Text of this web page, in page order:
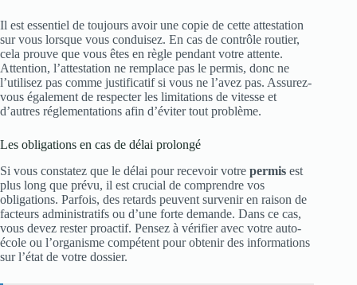
Il est essentiel de toujours avoir une copie de cette attestation
sur vous lorsque vous conduisez. En cas de contrôle routier,
cela prouve que vous êtes en règle pendant votre attente.
Attention, l’attestation ne remplace pas le permis, donc ne
l’utilisez pas comme justificatif si vous ne l’avez pas. Assurez-
vous également de respecter les limitations de vitesse et
d’autres réglementations afin d’éviter tout problème.
Les obligations en cas de délai prolongé
Si vous constatez que le délai pour recevoir votre permis est
plus long que prévu, il est crucial de comprendre vos
obligations. Parfois, des retards peuvent survenir en raison de
facteurs administratifs ou d’une forte demande. Dans ce cas,
vous devez rester proactif. Pensez à vérifier avec votre auto-
école ou l’organisme compétent pour obtenir des informations
sur l’état de votre dossier.